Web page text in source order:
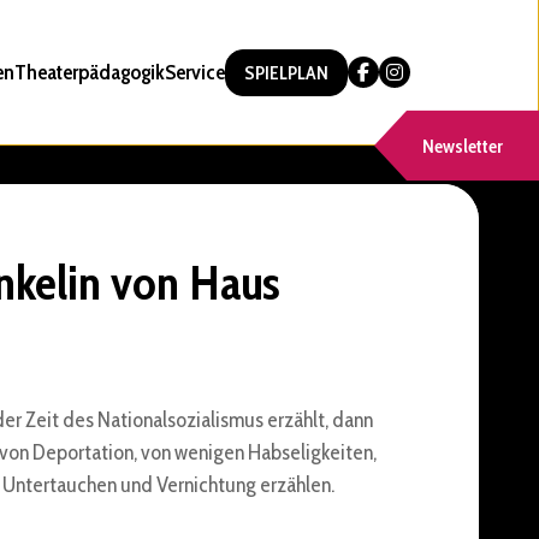
TheaterpädagogikService SPIELPLAN
Newsletter
von Haus
Zeit des Nationalsozialismus erzählt, dann
Deportation, von wenigen Habseligkeiten,
und Vernichtung erzählen.